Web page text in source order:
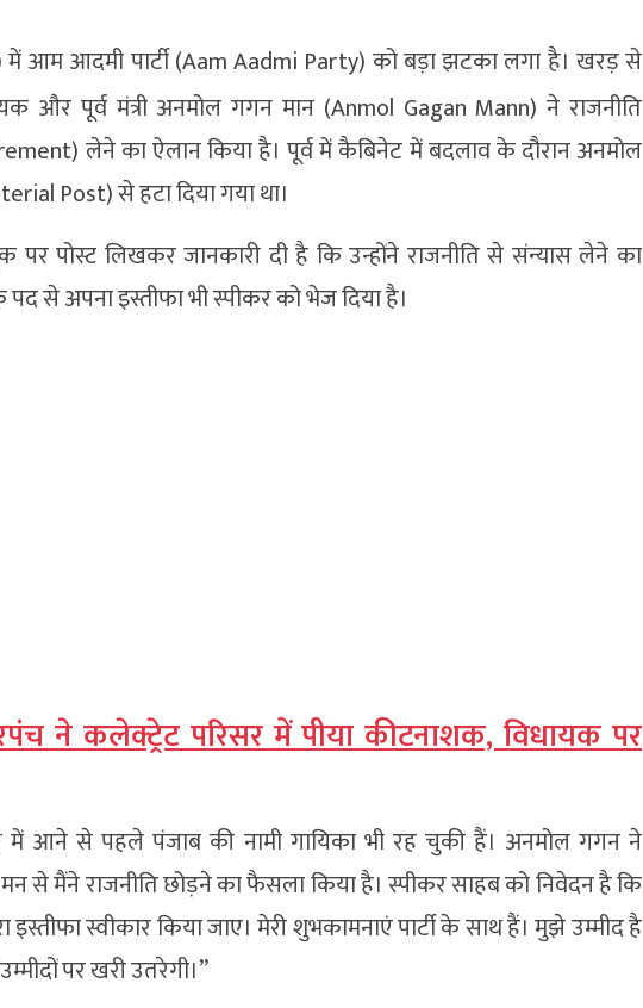
में आम आदमी पार्टी (Aam Aadmi Party) को बड़ा झटका लगा है। खरड़ से
और पूर्व मंत्री अनमोल गगन मान (Anmol Gagan Mann) ने राजनीति
लेने का ऐलान किया है। पूर्व में कैबिनेट में बदलाव के दौरान अनमोल
Post) से हटा दिया गया था।
पोस्ट लिखकर जानकारी दी है कि उन्होंने राजनीति से संन्यास लेने का
से अपना इस्तीफा भी स्पीकर को भेज दिया है।
ने कलेक्ट्रेट परिसर में पीया कीटनाशक, विधायक पर
में आने से पहले पंजाब की नामी गायिका भी रह चुकी हैं। अनमोल गगन ने
से मैंने राजनीति छोड़ने का फैसला किया है। स्पीकर साहब को निवेदन है कि
स्वीकार किया जाए। मेरी शुभकामनाएं पार्टी के साथ हैं। मुझे उम्मीद है
पर खरी उतरेगी।”